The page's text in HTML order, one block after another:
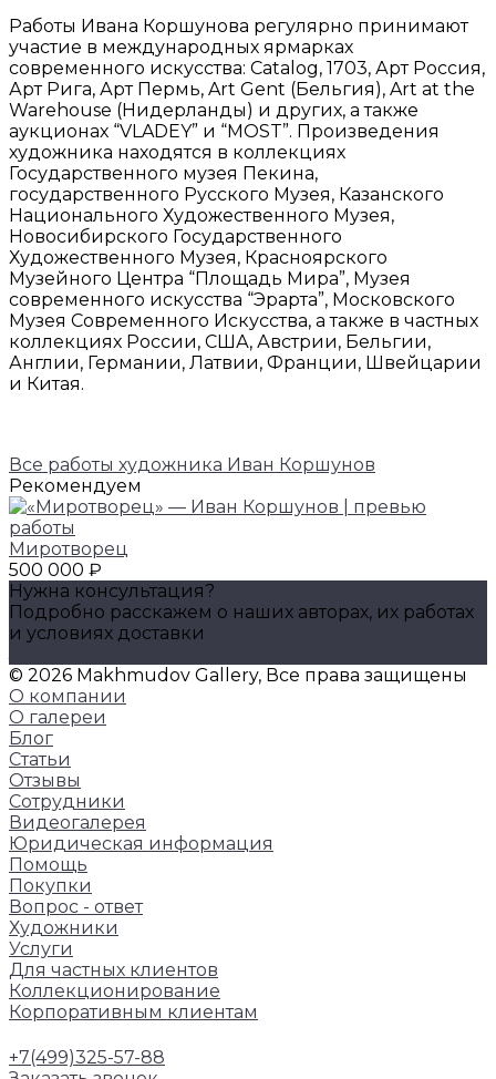
Работы Ивана Коршунова регулярно принимают
участие в международных ярмарках
современного искусства: Catalog, 1703, Арт Россия,
Арт Рига, Арт Пермь, Art Gent (Бельгия), Art at the
Warehouse (Нидерланды) и других, а также
аукционах “VLADEY” и “MOST”. Произведения
художника находятся в коллекциях
Государственного музея Пекина,
государственного Русского Музея, Казанского
Национального Художественного Музея,
Новосибирского Государственного
Художественного Музея, Красноярского
Музейного Центра “Площадь Мира”, Музея
современного искусства “Эрарта”, Московского
Музея Современного Искусства, а также в частных
коллекциях России, США, Австрии, Бельгии,
Англии, Германии, Латвии, Франции, Швейцарии
и Китая.
Все работы художника Иван Коршунов
Рекомендуем
Миротворец
500 000 ₽
Нужна консультация?
Подробно расскажем о наших авторах, их работах
и условиях доставки
© 2026 Makhmudov Gallery, Все права защищены
О компании
О галереи
Блог
Статьи
Отзывы
Сотрудники
Видеогалерея
Юридическая информация
Помощь
Покупки
Вопрос - ответ
Художники
Услуги
Для частных клиентов
Коллекционирование
Корпоративным клиентам
+7(499)325-57-88